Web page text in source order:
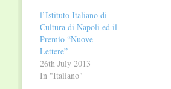
ed è una struttura
scientifica in costante,
creativa e dinamica
crescita: in essa
operano giovani e
brillanti studiosi
accanto ad esperti di
l’Istituto Italiano di
Cultura di Napoli ed il
Premio “Nuove
Lettere”
26th July 2013
In "Italiano"